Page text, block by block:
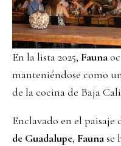
En la lista 2025, Fauna
manteniéndose como
de la cocina de Baja
Enclavado en el paisaje
de Guadalupe, Faunase